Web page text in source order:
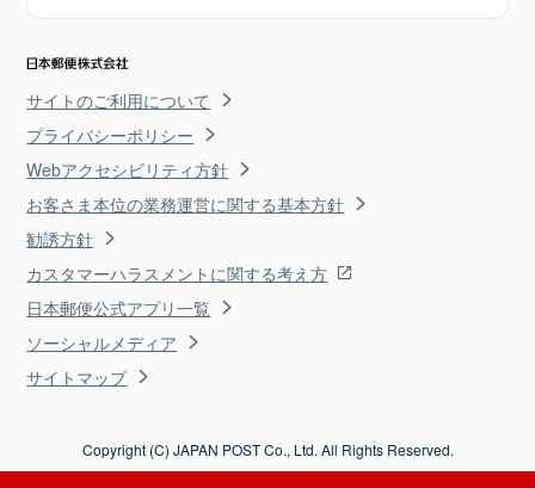
サイトのご利用について
プライバシーポリシー
Webアクセシビリティ方針
お客さま本位の業務運営に関する基本方針
勧誘方針
カスタマーハラスメントに関する考え方
日本郵便公式アプリ一覧
ソーシャルメディア
サイトマップ
Copyright (C) JAPAN POST Co., Ltd. All Rights Reserved.